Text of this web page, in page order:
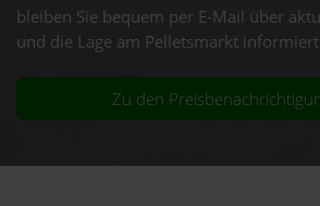
bleiben Sie bequem per E-Mail über
und die Lage am Pelletsmarkt
Zu den